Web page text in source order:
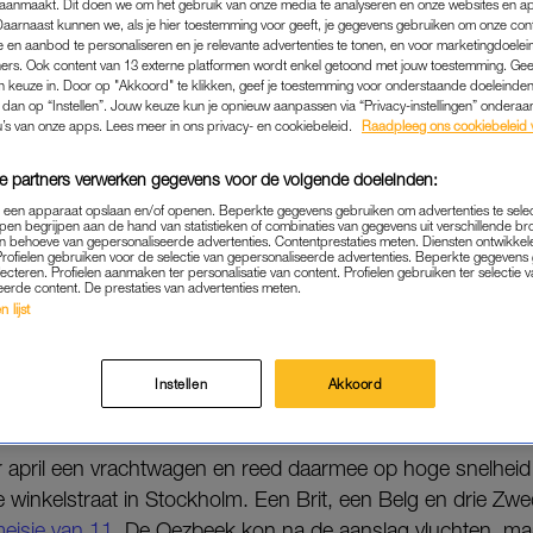
Lees ook
voor man die op winkelend publiek
LEVENSLANG
Oezbeekse IS-aanhanger, Rakhmat Akilov, schuldig
gevallen van het in gevaar brengen van andermans
een levenslange gevangenisstraf tegen Akilov. Tot
na zestien jaar vrijgelaten.
april een vrachtwagen en reed daarmee op hoge
winkelstraat in Stockholm. Een Brit, een Belg en drie
Dit doen we om het gebruik van onze media te analyseren en onze websites en
kunnen we, als je hier toestemming voor geeft, je gegevens gebruiken om onze
en aanbod te personaliseren en je relevante advertenties te tonen, en voor
Ook content van 13 externe platformen wordt enkel getoond met jouw toestemming.
keuze in. Door op "Akkoord" te klikken, geef je toestemming voor onderstaande
op “Instellen”. Jouw keuze kun je opnieuw aanpassen via “Privacy-instellingen”
van onze apps. Lees meer in ons privacy- en cookiebeleid.
Raadpleeg ons cookiebeleid
partners verwerken gegevens voor de volgende doeleinden:
apparaat opslaan en/of openen. Beperkte gegevens gebruiken om advertenties te
begrijpen aan de hand van statistieken of combinaties van gegevens uit verschillende
behoeve van gepersonaliseerde advertenties. Contentprestaties meten. Diensten
gebruiken voor de selectie van gepersonaliseerde advertenties. Beperkte
Profielen aanmaken ter personalisatie van content. Profielen gebruiken ter selectie
content. De prestaties van advertenties meten.
lijst
Instellen Akkoord